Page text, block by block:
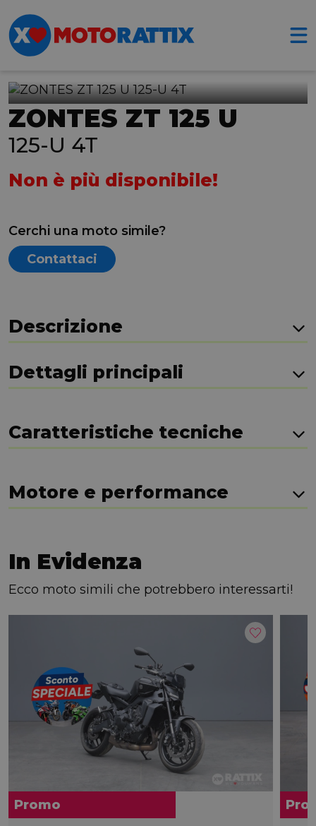
ZONTES ZT 125 U
125-U 4T
Non è più disponibile!
Cerchi una moto simile?
Contattaci
Descrizione
Dettagli principali
Caratteristiche tecniche
Motore e performance
In Evidenza
Ecco moto simili che potrebbero interessarti!
Promo